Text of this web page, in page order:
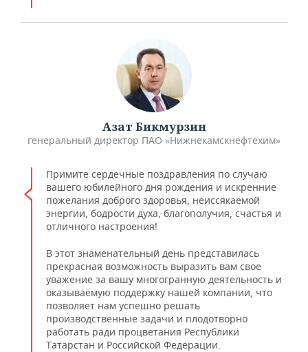
Азат Бикмурзин
генеральный директор ПАО «Нижнекамскнефтехим»
Примите сердечные поздравления по случаю
вашего юбилейного дня рождения и искренние
пожелания доброго здоровья, неиссякаемой
энергии, бодрости духа, благополучия, счастья и
отличного настроения!
В этот знаменательный день представилась
прекрасная возможность выразить вам свое
уважение за вашу многогранную деятельность и
оказываемую поддержку нашей компании, что
позволяет нам успешно решать
производственные задачи и плодотворно
работать ради процветания Республики
Татарстан и Российской Федерации.